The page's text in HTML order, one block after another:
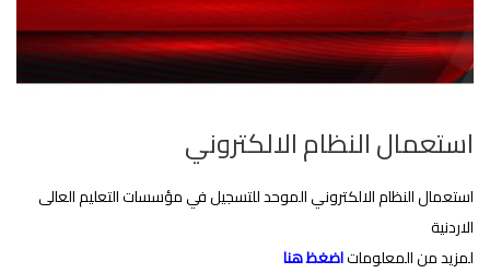
استعمال النظام الالكتروني
استعمال النظام الالكتروني الموحد للتسجيل في مؤسسات التعليم العالى
الاردنية‎
لمزيد من المعلوماتاضغظ هنا